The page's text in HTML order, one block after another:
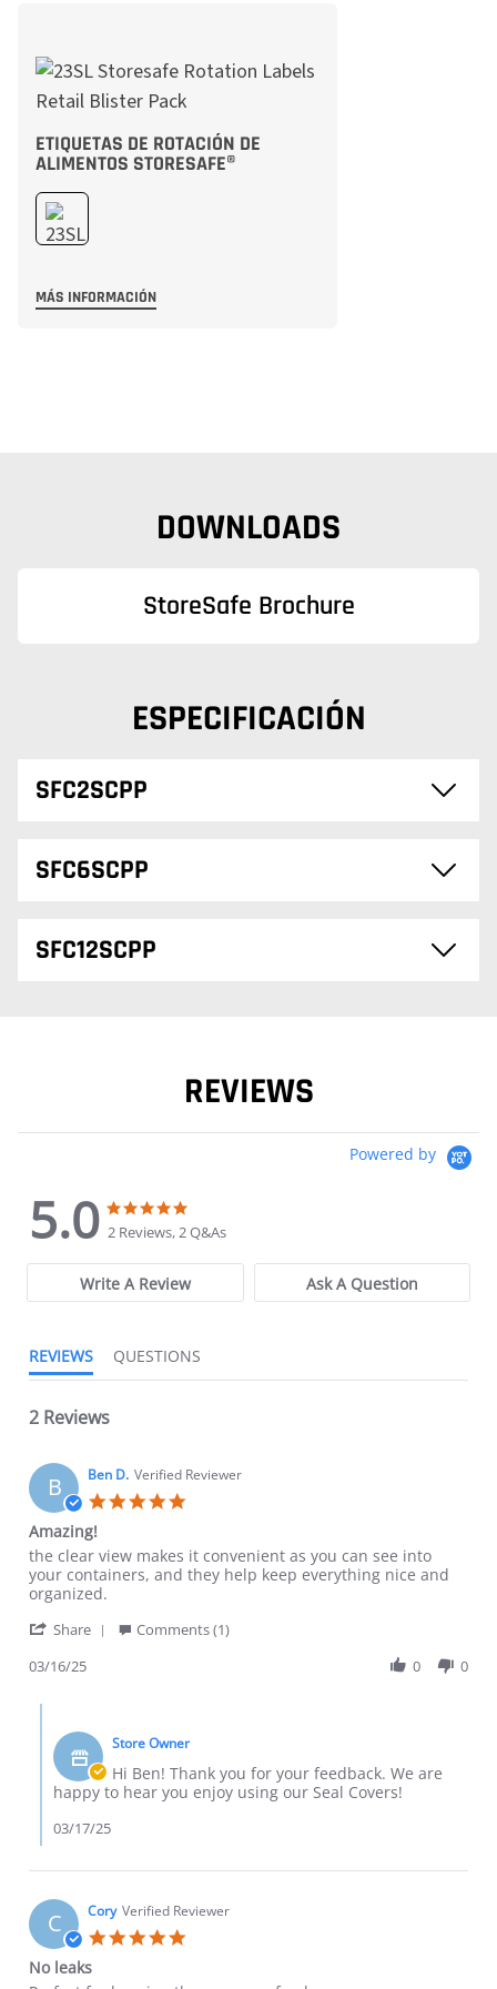
ETIQUETAS DE ROTACIÓN DE
ALIMENTOS STORESAFE®
MÁS INFORMACIÓN
DOWNLOADS
StoreSafe Brochure
ESPECIFICACIÓN
SFC2SCPP
SFC6SCPP
SFC12SCPP
REVIEWS
Powered by
5.0
5.0 star rating
2 Reviews, 2 Q&As
Write A Review Ask A Question
REVIEWS QUESTIONS
2 Reviews
B Ben D. Verified Reviewer
Amazing!
Review by Ben D. on 16 Mar 2025
review stating Amazing!
the clear view makes it convenient as you can see into
your containers, and they help keep everything nice and
organized.
Share ' Share Review by Ben D. on 16 Mar 2025
Comments (1)
03/16/25
0 0
Store Owner
Hi Ben! Thank you for your feedback. We are
happy to hear you enjoy using our Seal Covers!
03/17/25
C Cory Verified Reviewer
No leaks